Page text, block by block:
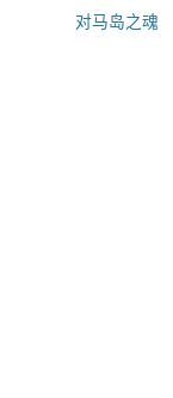
对马岛之魂